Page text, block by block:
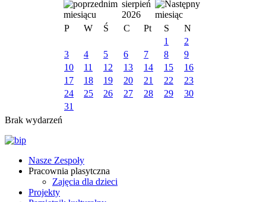
sierpień
2026
P
W Ś C Pt S
N
1
2
3
4 5 6 7 8
9
10
11 12 13 14 15
16
17
18 19 20 21 22
23
24
25 26 27 28 29
30
31
Brak wydarzeń
Nasze Zespoły
Pracownia plasytczna
Zajęcia dla dzieci
Projekty